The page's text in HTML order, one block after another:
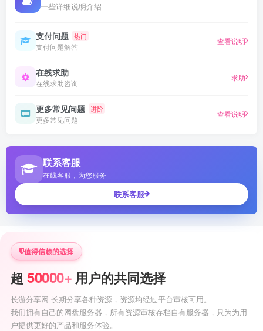
一些详细说明介绍
支付问题 热门
支付问题解答
查看说明
在线求助
在线求助咨询
求助
更多常见问题 进阶
更多常见问题
查看说明
联系客服
在线客服，为您服务
联系客服
值得信赖的选择
超 50000+ 用户的共同选择
长游分享网 长期分享各种资源，资源均经过平台审核可用。
我们拥有自己的网盘服务器，所有资源审核存档自有服务器，只为为用
户提供更好的产品和服务体验。